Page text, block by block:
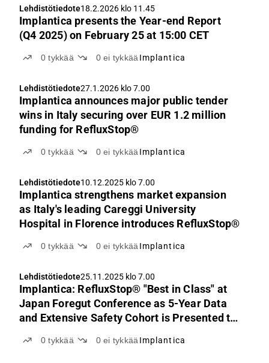
Lehdistötiedote18.2.2026 klo 11.45
Implantica presents the Year-end Report
(Q4 2025) on February 25 at 15:00 CET
0tykkää 0ei tykkää Implantica
Lehdistötiedote27.1.2026 klo 7.00
Implantica announces major public tender
wins in Italy securing over EUR 1.2 million
funding for RefluxStop®
0tykkää 0ei tykkää Implantica
Lehdistötiedote10.12.2025 klo 7.00
Implantica strengthens market expansion
as Italy's leading Careggi University
Hospital in Florence introduces RefluxStop®
0tykkää 0ei tykkää Implantica
Lehdistötiedote25.11.2025 klo 7.00
Implantica: RefluxStop® "Best in Class" at
Japan Foregut Conference as 5-Year Data
and Extensive Safety Cohort is Presented to
0tykkää 0ei tykkää Implantica